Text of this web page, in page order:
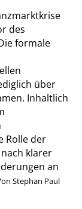
des
formale
über
Inhaltlich
Rolle der
klarer
an
Stephan Paul